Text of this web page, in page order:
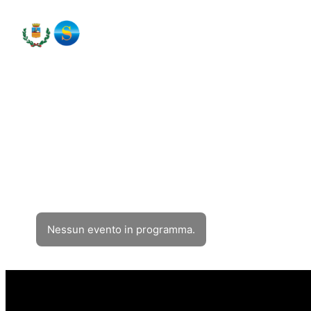
Nessun evento in programma.